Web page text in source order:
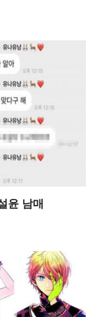
윤 남매